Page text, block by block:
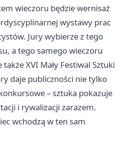
wieczoru będzie wernisaż
wystawy prac
Jury wybierze z tego
a tego samego wieczoru
XVI Mały Festiwal Sztuki
daje publiczności nie tylko
– sztuka pokazuje
i rywalizacji zarazem.
wchodzą w ten sam